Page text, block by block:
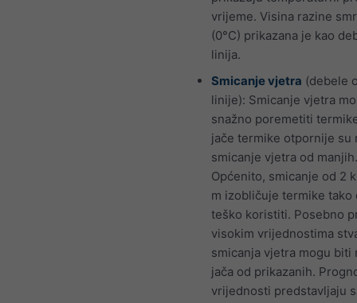
vrijeme. Visina razine
(0°C) prikazana je kao
linija.
Smicanje vjetra (debele
linije): Smicanje vjetra
snažno poremetiti
jače termike otpornije su
smicanje vjetra od manjih.
Općenito, smicanje od 2
m izobličuje termike tako
teško koristiti. Posebno
visokim vrijednostima
smicanja vjetra mogu biti
jača od prikazanih.
vrijednosti predstavljaju